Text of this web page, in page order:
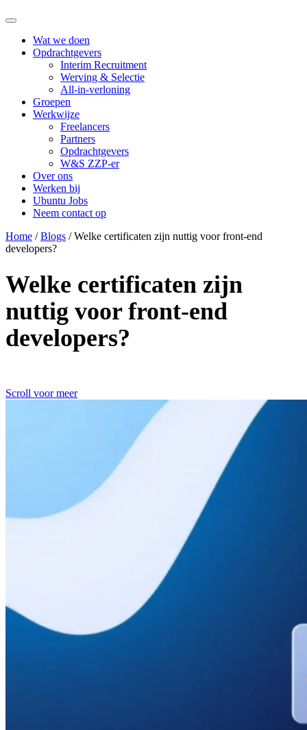
Wat we doen
Opdrachtgevers
Interim Recruitment
Werving & Selectie
All-in-verloning
Groepen
Werkwijze
Freelancers
Partners
Opdrachtgevers
W&S ZZP-er
Over ons
Werken bij
Ubuntu Jobs
Neem contact op
Home /Blogs /Welke certificaten zijn nuttig voor front-end
developers?
Welke certificaten zijn
nuttig voor front-end
developers?
Scroll voor meer